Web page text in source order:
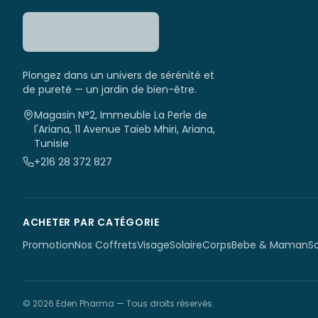
Plongez dans un univers de sérénité et
de pureté — un jardin de bien-être.
Magasin N°2, Immeuble La Perle de
l'Ariana, 11 Avenue Taïeb Mhiri, Ariana,
Tunisie
+216 28 372 827
ACHETER PAR CATÉGORIE
PromotionNos CoffretsVisageSolaireCorpsBebe & Maman
© 2026 Eden Pharma — Tous droits réservés.